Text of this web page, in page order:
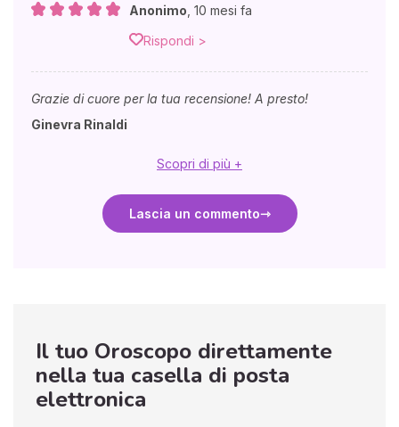
Anonimo, 10 mesi fa
Rispondi >
Grazie di cuore per la tua recensione! A presto!
Ginevra Rinaldi
Scopri di più +
Lascia un commento
Il tuo Oroscopo direttamente
nella tua casella di posta
elettronica